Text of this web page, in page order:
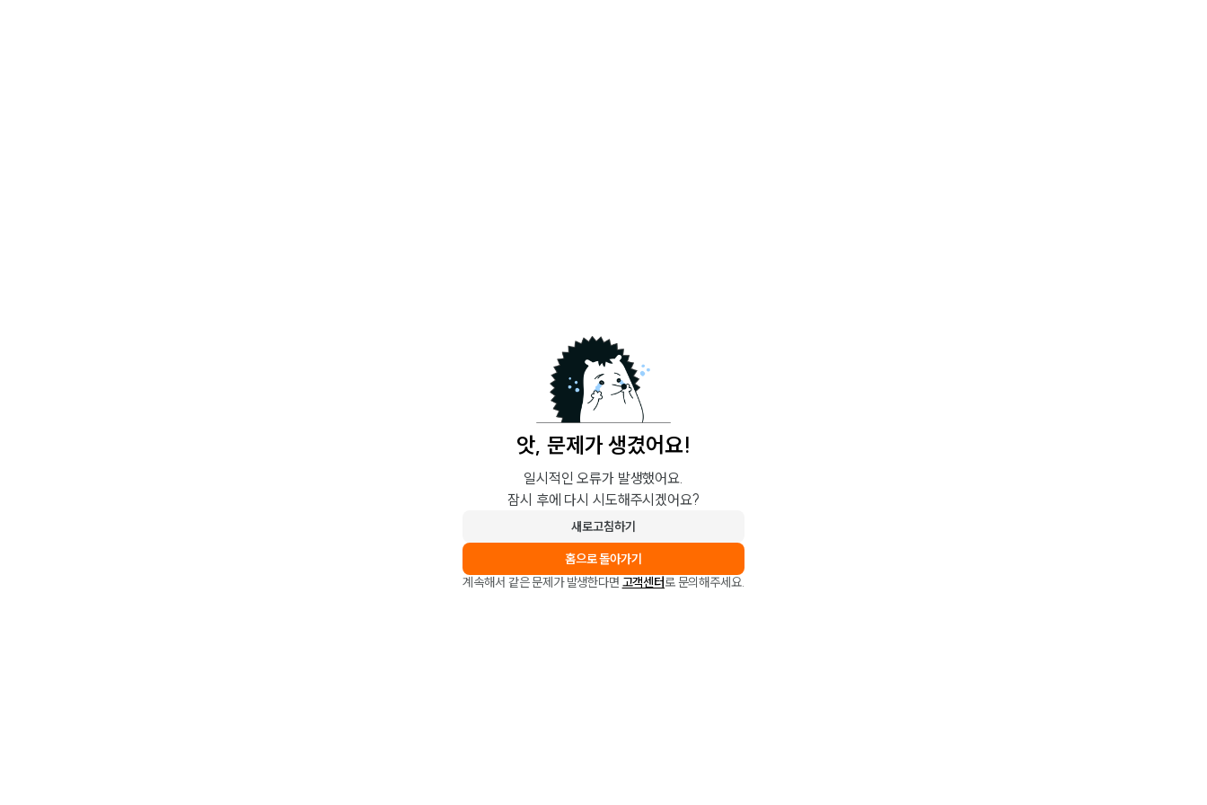
앗, 문제가 생겼어요!
일시적인 오류가 발생했어요.
잠시 후에 다시 시도해주시겠어요?
새로고침하기
홈으로 돌아가기
계속해서 같은 문제가 발생한다면 고객센터로 문의해주세요.